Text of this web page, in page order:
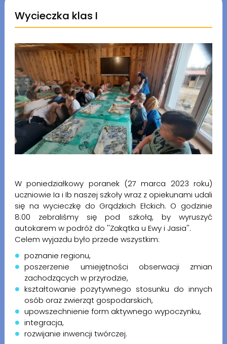
Wycieczka klas I
W poniedziałkowy poranek (27 marca 2023 roku)
uczniowie Ia i Ib naszej szkoły wraz z opiekunami udali
się na wycieczkę do Grądzkich Ełckich. O godzinie
8:00 zebraliśmy się pod szkołą, by wyruszyć
autokarem w podróż do ''Zakątka u Ewy i Jasia''.
Celem wyjazdu było przede wszystkim:
poznanie regionu,
poszerzenie umiejętności obserwacji zmian
zachodzących w przyrodzie,
kształtowanie pozytywnego stosunku do innych
osób oraz zwierząt gospodarskich,
upowszechnienie form aktywnego wypoczynku,
integracja,
rozwijanie inwencji twórczej.